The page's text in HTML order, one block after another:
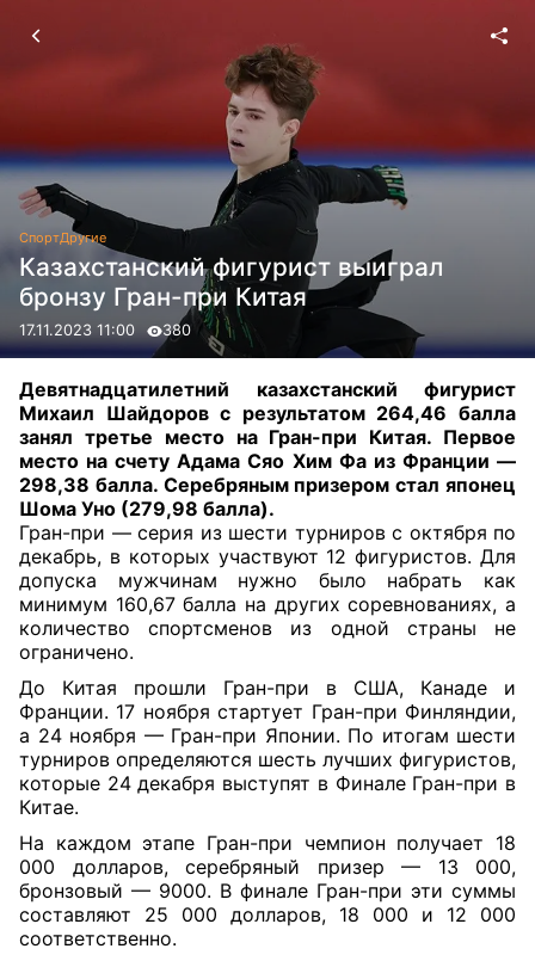
СпортДругие
Казахстанский фигурист выиграл
бронзу Гран-при Китая
17.11.2023 11:00 380
Девятнадцатилетний казахстанский фигурист
Михаил Шайдоров с результатом 264,46 балла
занял третье место на Гран-при Китая. Первое
место на счету Адама Сяо Хим Фа из Франции —
298,38 балла. Серебряным призером стал японец
Шома Уно (279,98 балла).
Гран-при — серия из шести турниров с октября по
декабрь, в которых участвуют 12 фигуристов. Для
допуска мужчинам нужно было набрать как
минимум 160,67 балла на других соревнованиях, а
количество спортсменов из одной страны не
ограничено.
До Китая прошли Гран-при в США, Канаде и
Франции. 17 ноября стартует Гран-при Финляндии,
а 24 ноября — Гран-при Японии. По итогам шести
турниров определяются шесть лучших фигуристов,
которые 24 декабря выступят в Финале Гран-при в
Китае.
На каждом этапе Гран-при чемпион получает 18
000 долларов, серебряный призер — 13 000,
бронзовый — 9000. В финале Гран-при эти суммы
составляют 25 000 долларов, 18 000 и 12 000
соответственно.